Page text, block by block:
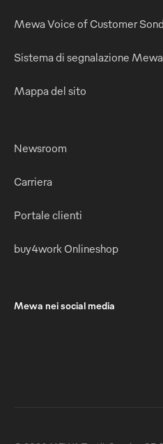
Mewa Voice of Customer
Sistema di segnalazione Mewa
Mappa del sito
Newsroom
Carriera
Portale clienti
buy4work Onlineshop
Mewa nei social media